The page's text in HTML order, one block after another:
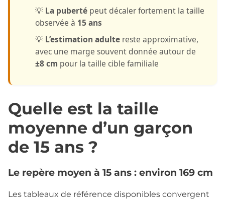
💡 La puberté peut décaler fortement la taille
observée à 15 ans
💡 L’estimation adulte reste approximative,
avec une marge souvent donnée autour de
±8 cm pour la taille cible familiale
Quelle est la taille
moyenne d’un garçon
de 15 ans ?
Le repère moyen à 15 ans : environ 169 cm
Les tableaux de référence disponibles convergent